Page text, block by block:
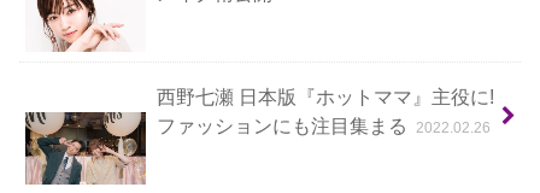
西野七瀬 日本版『ホットママ』主役に!
ファッションにも注目集まる
2022.02.26